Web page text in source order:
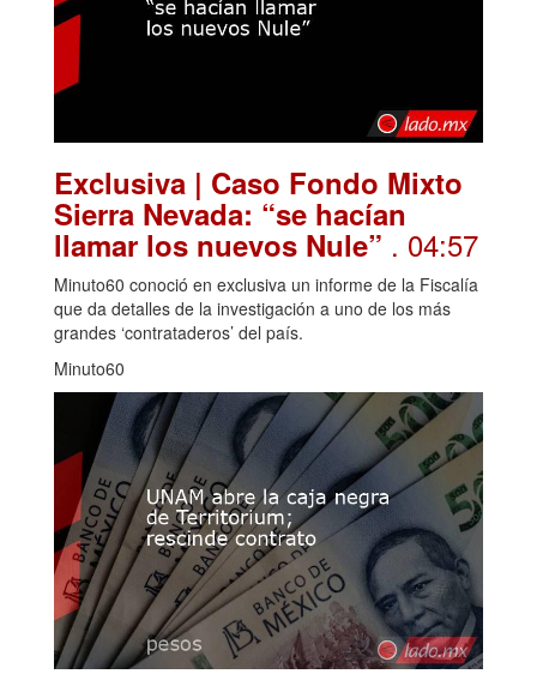
Exclusiva | Caso Fondo Mixto
Sierra Nevada: “se hacían
llamar los nuevos Nule” . 04:57
Minuto60 conoció en exclusiva un informe de la Fiscalía
que da detalles de la investigación a uno de los más
grandes ‘contrataderos’ del país.
Minuto60